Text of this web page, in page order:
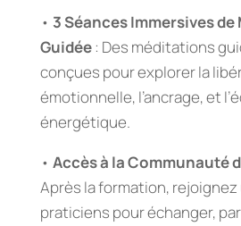
• 3 Séances Immersives
Guidée: Des méditations
conçues pour explorer la
émotionnelle, l’ancrage, et
énergétique.
• Accès à la Communauté
Après la formation,
praticiens pour échanger,